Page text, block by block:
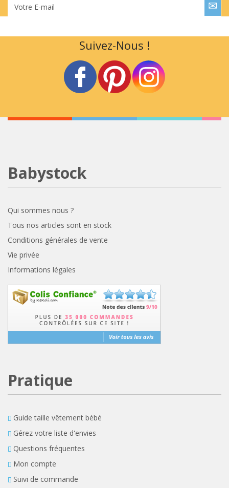
Votre E-mail
Suivez-Nous !
Babystock
Qui sommes nous ?
Tous nos articles sont en stock
Conditions générales de vente
Vie privée
Informations légales
Pratique
Guide taille vêtement bébé
Gérez votre liste d'envies
Questions fréquentes
Mon compte
Suivi de commande